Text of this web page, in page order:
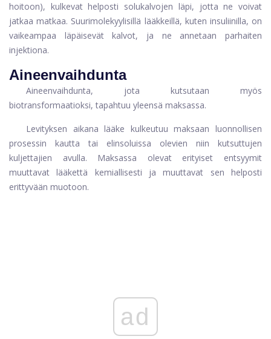
hoitoon), kulkevat helposti solukalvojen läpi, jotta ne voivat
jatkaa matkaa. Suurimolekyylisillä lääkkeillä, kuten insuliinilla, on
vaikeampaa läpäisevät kalvot, ja ne annetaan parhaiten
injektiona.
Aineenvaihdunta
Aineenvaihdunta, jota kutsutaan myös
biotransformaatioksi, tapahtuu yleensä maksassa.
Levityksen aikana lääke kulkeutuu maksaan luonnollisen
prosessin kautta tai elinsoluissa olevien niin kutsuttujen
kuljettajien avulla. Maksassa olevat erityiset entsyymit
muuttavat lääkettä kemiallisesti ja muuttavat sen helposti
erittyvään muotoon.
ad